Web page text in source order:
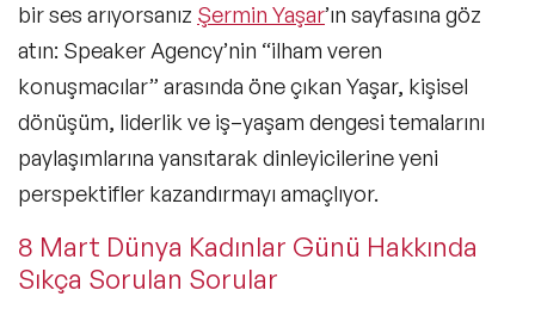
bir ses arıyorsanız Şermin Yaşar’ın sayfasına göz
atın: Speaker Agency’nin “ilham veren
konuşmacılar” arasında öne çıkan Yaşar, kişisel
dönüşüm, liderlik ve iş–yaşam dengesi temalarını
paylaşımlarına yansıtarak dinleyicilerine yeni
perspektifler kazandırmayı amaçlıyor.
8 Mart Dünya Kadınlar Günü Hakkında
Sıkça Sorulan Sorular